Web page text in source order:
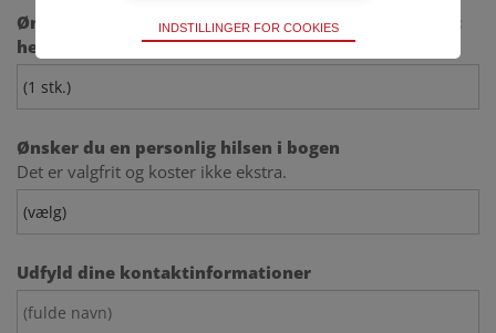
Ønsker du mere end 1 bog tilsendt, så skriv antallet
her
Ønsker du en personlig hilsen i bogen
Det er valgfrit og koster ikke ekstra.
Udfyld dine kontaktinformationer
Bliver brugt til at opretholde driften af websitet,
uden disse vil funktionalitet på websitet ikke
fungere.
Statistik
Bliver brugt til at optimere design, brugervenlighed
og effektiviteten af en hjemmeside. Fx ved at
indsamle besøgsstatistik.
INDSTILLINGER FOR COOKIES